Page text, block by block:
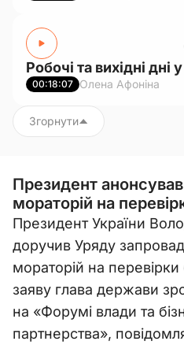
Робочі та вихідні дні
00:18:07 Олена Афоніна
Згорнути
Президент
мораторій на
Президент України
доручив Уряду
мораторій на перевірки
заяву глава держави
на «Форумі влади та
партнерства»,